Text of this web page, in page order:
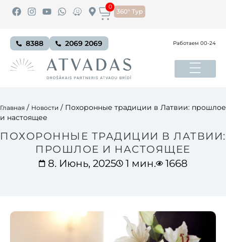
360° Тур
0
8388 2069 2069 Работаем 00-24
Главная / Новости / Похоронные традиции в Латвии: прошлое
и настоящее
ПОХОРОННЫЕ ТРАДИЦИИ В ЛАТВИИ:
ПРОШЛОЕ И НАСТОЯЩЕЕ
8. Июнь, 2025
1 мин. 1668